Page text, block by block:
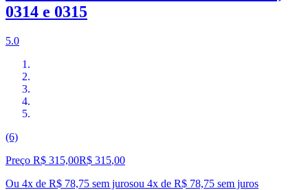
0314 e 0315
5.0
(6)
Preço R$ 315,00R$ 315,00
Ou 4x de R$ 78,75 sem jurosou 4x de R$ 78,75 sem juros